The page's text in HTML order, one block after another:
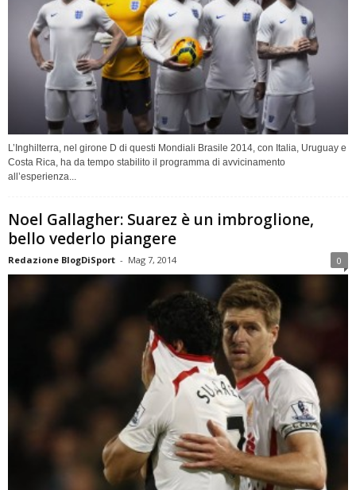
L’Inghilterra, nel girone D di questi Mondiali Brasile 2014, con Italia, Uruguay e
Costa Rica, ha da tempo stabilito il programma di avvicinamento
all’esperienza...
Noel Gallagher: Suarez è un imbroglione,
bello vederlo piangere
Redazione BlogDiSport - Mag 7, 2014 0